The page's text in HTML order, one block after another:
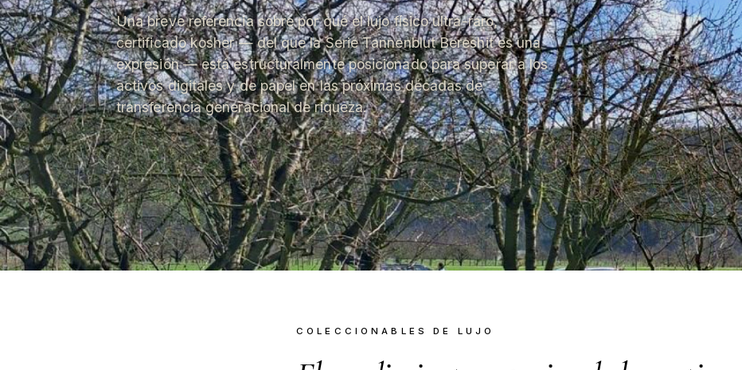
Una breve referencia sobre por qué el lujo físico ultra-raro,
certificado kosher — del que la Serie Tannenblut Bereshit es una
expresión — está estructuralmente posicionado para superar a los
activos digitales y de papel en las próximas décadas de
transferencia generacional de riqueza.
COLECCIONABLES DE LUJO